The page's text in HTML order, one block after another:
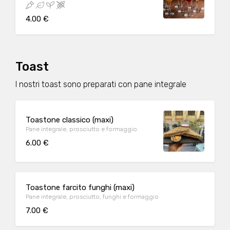
4.00 €
Toast
I nostri toast sono preparati con pane integrale
Toastone classico (maxi)
Pane integrale, prosciutto e formaggio
6.00 €
Toastone farcito funghi (maxi)
Pane integrale, prosciutto, funghi e formaggio
7.00 €